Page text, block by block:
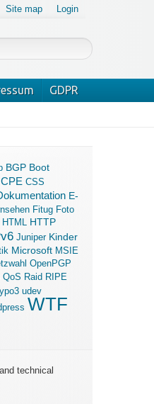
Site map Login
Login
GDPR
BGP Boot
CPE CSS
E-
Fitug Foto
HTML HTTP
Juniper Kinder
Microsoft MSIE
OpenPGP
QoS Raid RIPE
udev
WTF
technical